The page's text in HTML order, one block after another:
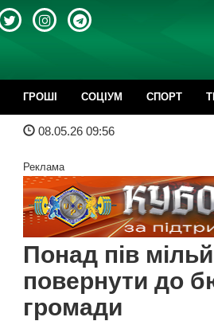
ГРОШІ CОЦІУМ СПОРТ
08.05.26 09:56
Реклама
Понад пів
повернути до
громади